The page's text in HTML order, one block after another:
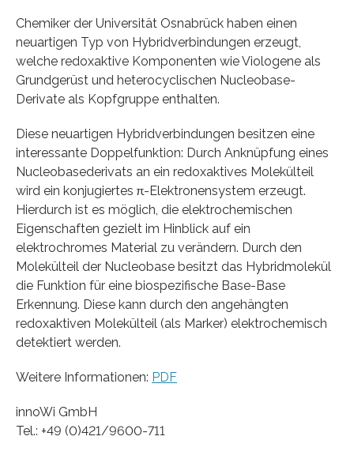
Chemiker der Universität Osnabrück haben einen
neuartigen Typ von Hybridverbindungen erzeugt,
welche redoxaktive Komponenten wie Viologene als
Grundgerüst und heterocyclischen Nucleobase-
Derivate als Kopfgruppe enthalten.
Diese neuartigen Hybridverbindungen besitzen eine
interessante Doppelfunktion: Durch Anknüpfung eines
Nucleobasederivats an ein redoxaktives Molekülteil
wird ein konjugiertes π-Elektronensystem erzeugt.
Hierdurch ist es möglich, die elektrochemischen
Eigenschaften gezielt im Hinblick auf ein
elektrochromes Material zu verändern. Durch den
Molekülteil der Nucleobase besitzt das Hybridmolekül
die Funktion für eine biospezifische Base-Base
Erkennung. Diese kann durch den angehängten
redoxaktiven Molekülteil (als Marker) elektrochemisch
detektiert werden.
Weitere Informationen: PDF
innoWi GmbH
Tel.: +49 (0)421/9600-711